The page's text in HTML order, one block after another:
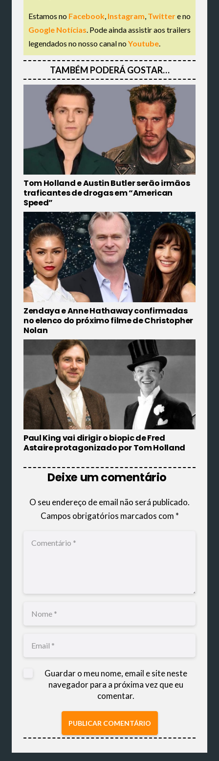
Estamos no Facebook, Instagram, Twittere no
Google Notícias. Pode ainda assistir aos trailers
legendados no nosso canal noYoutube.
TAMBÉM PODERÁ GOSTAR…
Tom Holland e Austin Butler serão irmãos
traficantes de drogas em “American
Speed”
Zendaya e Anne Hathaway confirmadas
no elenco do próximo filme de Christopher
Nolan
Paul King vai dirigir o biopic de Fred
Astaire protagonizado por Tom Holland
Deixe um comentário
O seu endereço de email não será publicado.
Campos obrigatórios marcados com *
Guardar o meu nome, email e site neste
navegador para a próxima vez que eu
comentar.
PUBLICAR COMENTÁRIO